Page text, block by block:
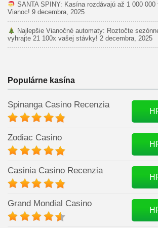
SANTA SPINY: Kasína rozdávajú až 1 000 000
Vianoc! 9 decembra, 2025
Najlepšie Vianočné automaty: Roztočte
vyhrajte 21 100x vašej stávky! 2 decembra, 2025
Populárne kasína
Spinanga Casino Recenzia
Zodiac Casino
Casinia Casino Recenzia
Grand Mondial Casino